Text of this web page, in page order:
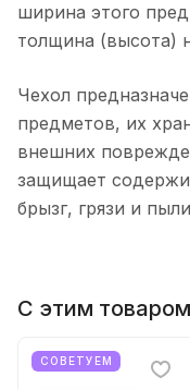
ширина этого
толщина (высота)
Чехол
предметов, их
внешних
защищает
брызг, грязи и
С этим
СОВЕТУЕМ